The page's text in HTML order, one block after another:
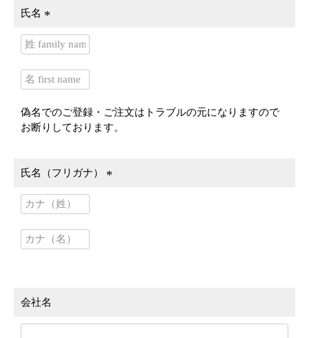
氏名
(
必
)
偽名でのご登録・ご注文はトラブルの元になりますので
お断りしております。
氏名（フリガナ）
会社名